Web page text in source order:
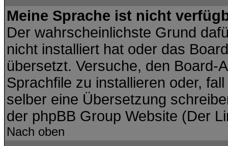
Meine Sprache ist nicht
Der wahrscheinlichste Grund
nicht installiert hat oder das
übersetzt. Versuche, den Board-
Sprachfile zu installieren oder,
selber eine Übersetzung
der phpBB Group Website (Der
Nach oben